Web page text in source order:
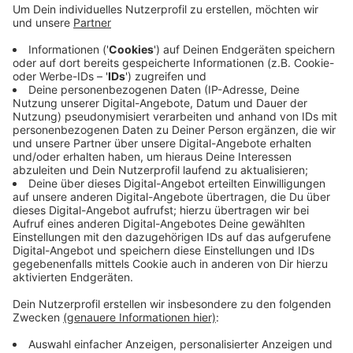
sein – und zwar zwischen Merzenich und Elsdorf.
Kurz vor halb sieben wurde das der Polizei gemeldet,
die daraufhin umgehend einen Streifenwagen
losschickte. Einen Fahrradfahrer fanden die Beamten
nicht, sie entdeckten lediglich ein zurückgelassenes
Fahrrad an der Autobahn.
Der Einsatz war kurz nach halb sieben wieder beendet,
vom Fahrer fehlte jede Spur.
Anzeige